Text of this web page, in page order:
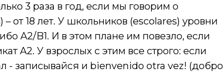
3 раза в год, если мы говорим о
от 18 лет. У школьников (escolares) уровни
A2/B1. И в этом плане им повезло, если
A2. У взрослых с этим все строго: если
- записывайся и bienvenido otra vez! (добро